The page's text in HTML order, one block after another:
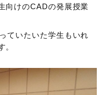
向けのCADの発展授業
ていたいた学生もいれ
。